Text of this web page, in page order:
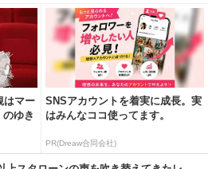
はマー
のゆき
SNSアカウントを着実に成長。実
はみんなココ使ってます。
PR(Dreaw合同会社)